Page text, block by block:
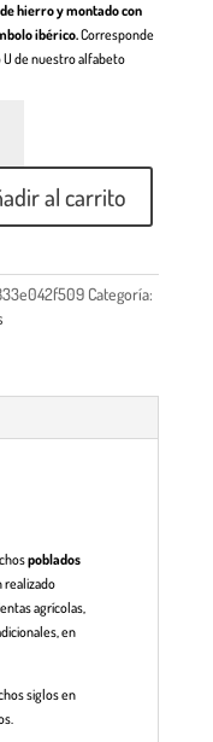
hierro y montado con
ibérico.Corresponde
U de nuestro alfabeto
al carrito
Categoría:
poblados
realizado
agrícolas,
en
siglos en